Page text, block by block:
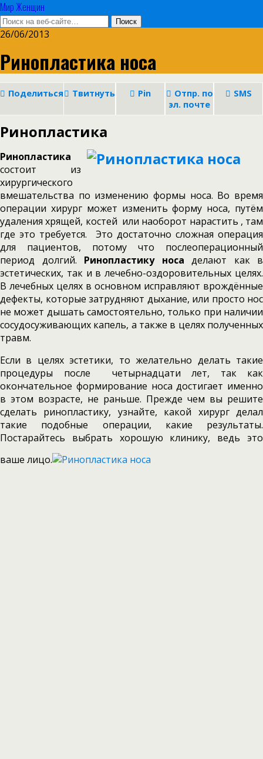
Мир Женщин
26/06/2013
Ринопластика носа
Поделиться Твитнуть Pin
Отпр. по
эл. почте
SMS
Ринопластика
Ринопластика
состоит из
хирургического
вмешательства по изменению формы носа. Во время
операции хирург может изменить форму носа, путём
удаления хрящей, костей или наоборот нарастить , там
где это требуется. Это достаточно сложная операция
для пациентов, потому что послеоперационный
период долгий. Ринопластику носа делают как в
эстетических, так и в лечебно-оздоровительных целях.
В лечебных целях в основном исправляют врождённые
дефекты, которые затрудняют дыхание, или просто нос
не может дышать самостоятельно, только при наличии
сосудосуживающих капель, а также в целях полученных
травм.
Если в целях эстетики, то желательно делать такие
процедуры после четырнадцати лет, так как
окончательное формирование носа достигает именно
в этом возрасте, не раньше. Прежде чем вы решите
сделать ринопластику, узнайте, какой хирург делал
такие подобные операции, какие результаты.
Постарайтесь выбрать хорошую клинику, ведь это
ваше лицо.